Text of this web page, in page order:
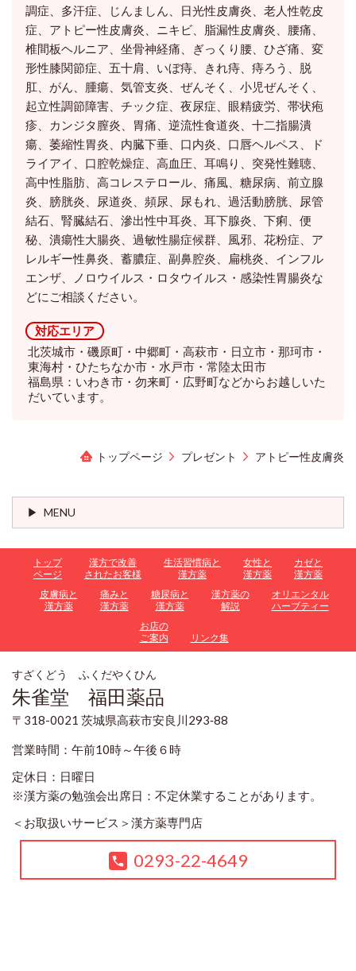
調症、多汗症、じんましん、日光性皮膚炎、老人性乾皮
症、アトピー性皮膚炎、ニキビ、脂漏性皮膚炎、腰痛、
椎間板ヘルニア、坐骨神経痛、ぎっくり腰、ひざ痛、変
形性膝関節症、五十肩、いぼ痔、きれ痔、痔ろう、脱
肛、がん、腫瘍、気管支炎、ぜんそく、小児ぜんそく、
起立性調節障害、チック症、夜尿症、眼精疲労、帯状疱
疹、カンジタ膣炎、胃痛、逆流性食道炎、十二指腸潰
瘍、萎縮性胃炎、内臓下垂、口内炎、口唇ヘルペス、ド
ライアイ、口腔乾燥症、高血圧、耳鳴り、突発性難聴、
高中性脂肪、高コレステロール、痛風、糖尿病、前立腺
炎、膀胱炎、尿道炎、頻尿、尿もれ、過活動膀胱、尿管
結石、腎臓結石、滲出性中耳炎、耳下腺炎、下痢、便
秘、潰瘍性大腸炎、過敏性腸症候群、風邪、花粉症、ア
レルギー性鼻炎、蓄膿症、副鼻腔炎、扁桃炎、インフル
エンザ、ノロウイルス・ロタウイルス・感染性胃腸炎な
どにご相談ください。
対応エリア
北茨城市・磯原町・中郷町・高萩市・日立市・那珂市・
東海村・ひたちなか市・水戸市・常陸太田市
福島県：いわき市・勿来町・広野町などからお越しいた
だいています。
トップページ プレゼント アトピー性皮膚炎
MENU
トップ
ページ
漢方で改善
されたお客様
生活習慣病と
漢方薬
女性と
漢方薬
カゼと
漢方薬
皮膚病と
漢方薬
痛みと
漢方薬
糖尿病と
漢方薬
漢方薬の
解説
オリエンタル
ハーブティー
お店の
ご案内
リンク集
すざくどう ふくだやくひん
朱雀堂 福田薬品
〒318-0021 茨城県高萩市安良川293‐88
営業時間：午前10時～午後６時
定休日：日曜日
※漢方薬の勉強会出席日：不定休業することがあります。
＜お取扱いサービス＞ 漢方薬専門店
0293-22-4649